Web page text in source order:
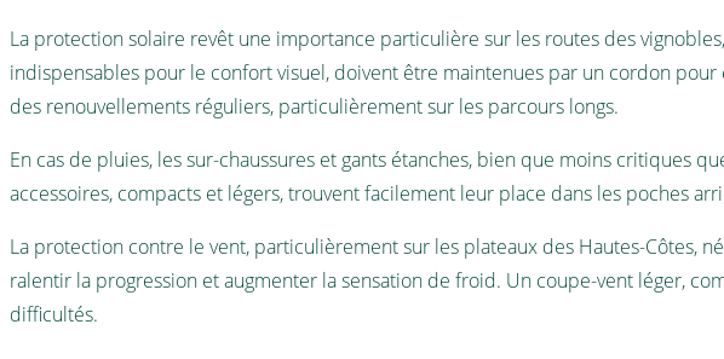
La protection solaire revêt une importance particulière sur les routes des
indispensables pour le confort visuel, doivent être maintenues par un cordon
des renouvellements réguliers, particulièrement sur les parcours longs.
En cas de pluies, les sur-chaussures et gants étanches, bien que moins critiques
accessoires, compacts et légers, trouvent facilement leur place dans les poches
La protection contre le vent, particulièrement sur les plateaux des Hautes-Côtes,
ralentir la progression et augmenter la sensation de froid. Un coupe-vent léger,
difficultés.